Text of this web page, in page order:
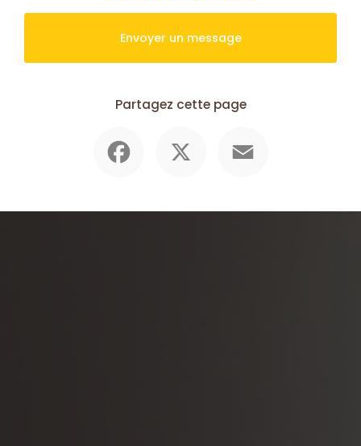
Envoyer un message
Partagez cette page